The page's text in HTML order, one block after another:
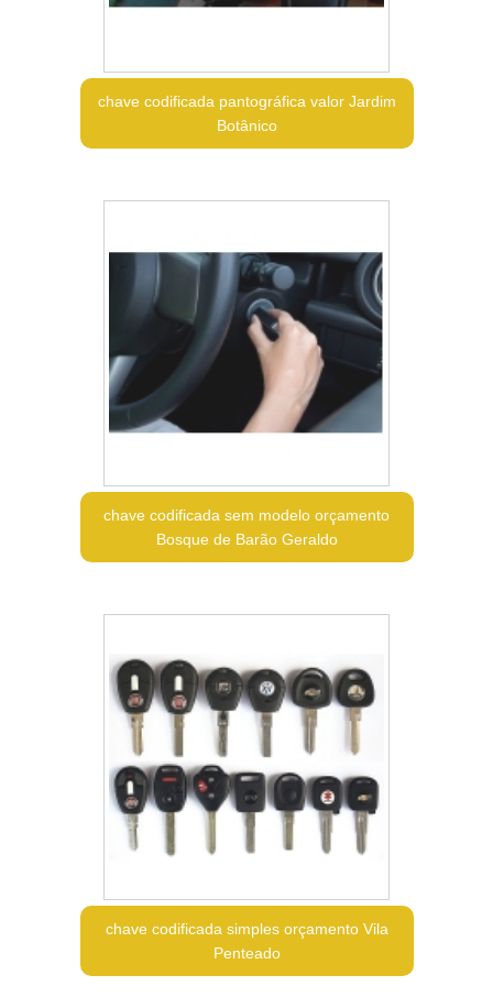
chave codificada pantográfica valor Jardim
Botânico
chave codificada sem modelo orçamento
Bosque de Barão Geraldo
chave codificada simples orçamento Vila
Penteado